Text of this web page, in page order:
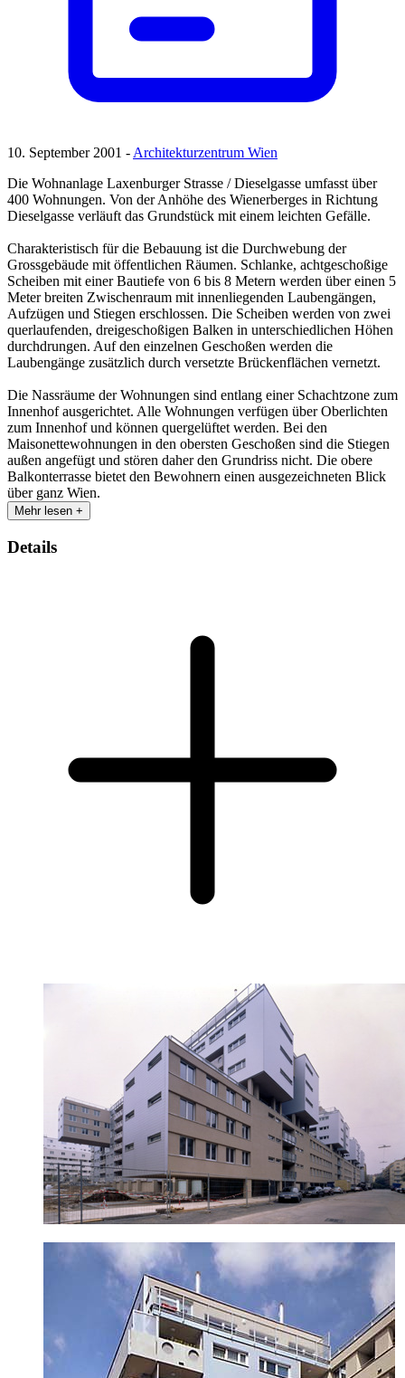
10. September 2001 -Architekturzentrum Wien
Die Wohnanlage Laxenburger Strasse / Dieselgasse umfasst über
400 Wohnungen. Von der Anhöhe des Wienerberges in Richtung
Dieselgasse verläuft das Grundstück mit einem leichten Gefälle.
Charakteristisch für die Bebauung ist die Durchwebung der
Grossgebäude mit öffentlichen Räumen. Schlanke, achtgeschoßige
Scheiben mit einer Bautiefe von 6 bis 8 Metern werden über einen 5
Meter breiten Zwischenraum mit innenliegenden Laubengängen,
Aufzügen und Stiegen erschlossen. Die Scheiben werden von zwei
querlaufenden, dreigeschoßigen Balken in unterschiedlichen Höhen
durchdrungen. Auf den einzelnen Geschoßen werden die
Laubengänge zusätzlich durch versetzte Brückenflächen vernetzt.
Die Nassräume der Wohnungen sind entlang einer Schachtzone zum
Innenhof ausgerichtet. Alle Wohnungen verfügen über Oberlichten
zum Innenhof und können quergelüftet werden. Bei den
Maisonettewohnungen in den obersten Geschoßen sind die Stiegen
außen angefügt und stören daher den Grundriss nicht. Die obere
Balkonterrasse bietet den Bewohnern einen ausgezeichneten Blick
über ganz Wien.
Mehr lesen +
Details